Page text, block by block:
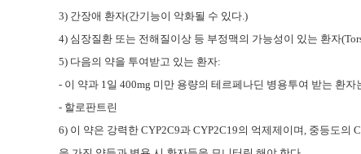
3) 간장애 환자(간기능이 악화될 수 있다.)
4) 심장질환 또는 전해질이상 등 부정맥의 가능성이 있는 환자
5) 다음의 약을 투여받고 있는 환자:
- 이 약과 1일 400mg 미만 용량의 테르페나딘 병용투여 받는 환자
- 할로판트린
6) 이 약은 강력한 CYP2C9과 CYP2C19의 억제제이며, 중등도의